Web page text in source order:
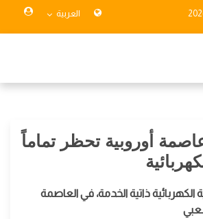
العربية
أوروبية تحظر تماماً
الكهربائية ذاتية الخدمة، في العاصمة